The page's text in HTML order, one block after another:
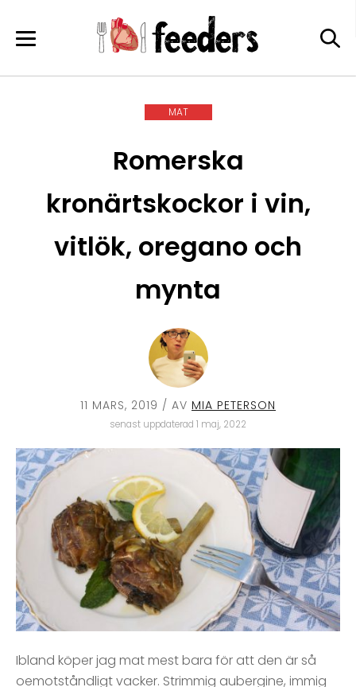
MAT
Romerska
kronärtskockor i vin,
vitlök, oregano och
mynta
11 MARS, 2019 / AV MIA PETERSON
senast uppdaterad 1 maj, 2022
Ibland köper jag mat mest bara för att den är så
oemotståndligt vacker. Strimmig aubergine, immig